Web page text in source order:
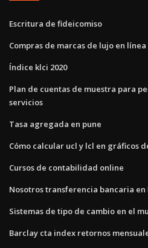
Escritura de fideicomiso
Compras de marcas de lujo en línea
Índice klci 2020
Plan de cuentas de muestra para
servicios
Tasa agregada en pune
Cómo calcular ucl y lcl en gráficos
Cursos de contabilidad online
Nosotros transferencia bancaria en
Sistemas de tipo de cambio en el
Barclay cta index retornos